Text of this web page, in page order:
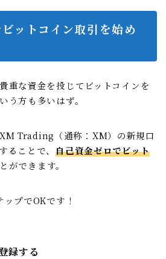
ットコイン取引を始め
重な資金を投じてビットコインを
方も多いはず。
Trading（通称：XM）の新規口
ることで、自己資金ゼロでビット
ができます。
プでOKです！
録する